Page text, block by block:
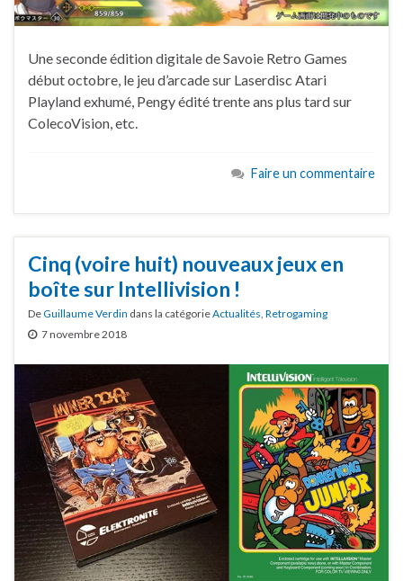
Une seconde édition digitale de Savoie Retro Games
début octobre, le jeu d’arcade sur Laserdisc Atari
Playland exhumé, Pengy édité trente ans plus tard sur
ColecoVision, etc.
Faire un commentaire
Cinq (voire huit) nouveaux jeux en
boîte sur Intellivision !
DeGuillaume Verdin dans la catégorieActualités, Retrogaming
7 novembre 2018